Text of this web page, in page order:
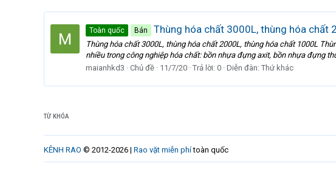
Toàn quốc Bán Thùng hóa chất 3000L, thùng hóa chất
Thùng hóa chất 3000L, thùng hóa chất 2000L, thùng hóa chất 1000L
nhiều trong công nghiệp hóa chất: bồn nhựa đựng axit, bồn nhựa đựng
maianhkd3
Chủ đề 11/7/20 Trả lời: 0 Diễn đàn: Thứ khác
TỪ KHÓA
KÊNH RAO © 2012-2026 | Rao vặt miễn phítoàn quốc